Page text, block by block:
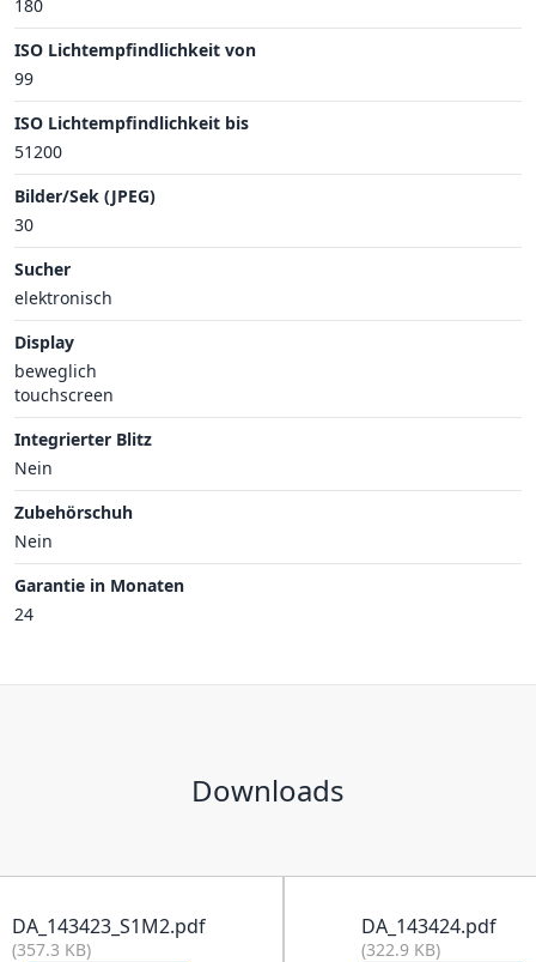
180
ISO Lichtempfindlichkeit von
99
ISO Lichtempfindlichkeit bis
51200
Bilder/Sek (JPEG)
30
Sucher
elektronisch
Display
beweglich
touchscreen
Integrierter Blitz
Nein
Zubehörschuh
Nein
Garantie in Monaten
24
Downloads
DA_143423_S1M2.pdf
(357.3 KB)
DA_143424.pdf
(322.9 KB)